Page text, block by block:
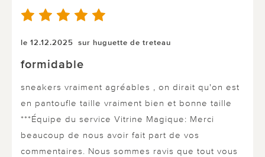
le 12.12.2025 sur huguette de treteau
formidable
sneakers vraiment agréables , on dirait qu'on est
en pantoufle taille vraiment bien et bonne taille
***Équipe du service Vitrine Magique: Merci
beaucoup de nous avoir fait part de vos
commentaires. Nous sommes ravis que tout vous